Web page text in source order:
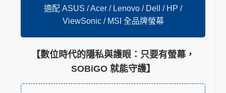
適配 ASUS / Acer / Lenovo / Dell / HP /
ViewSonic / MSI 全品牌螢幕
【數位時代的隱私與護眼：只要有螢幕，
SOBiGO 就能守護】